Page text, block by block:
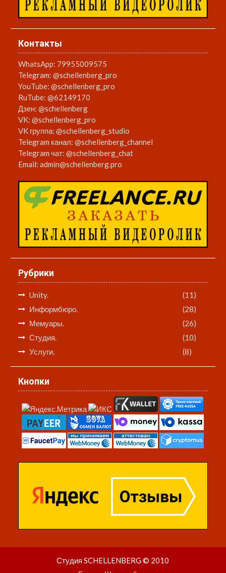
Контакты
WhatsApp: 79955009575
Telegram:@schellenberg_pro
YouTube:@schellenberg_pro
RuTube:@62149170
Дзен:@schellenberg
VK:@schellenberg_pro
VK группа:@schellenberg_studio
Telegram канал:@schellenberg_channel
Telegram чат:@schellenberg_chat
Email:admin@schellenberg.pro
Рубрики
Unity.
(11)
Информбюро.
(28)
Мемуары.
(26)
Студия.
(10)
Услуги.
(8)
Кнопки
Студия SCHELLENBERG © 2010